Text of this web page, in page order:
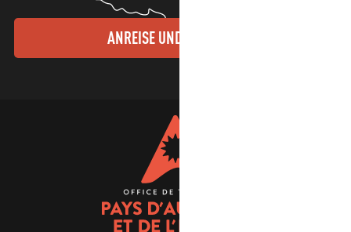
ANREISE UND KONTAKTE